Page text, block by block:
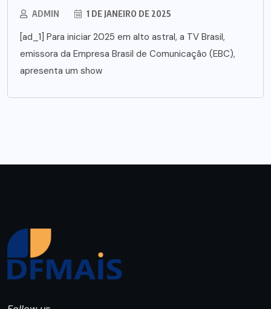
ADMIN 1 DE JANEIRO DE 2025
[ad_1] Para iniciar 2025 em alto astral, a TV Brasil,
emissora da Empresa Brasil de Comunicação (EBC),
apresenta um show